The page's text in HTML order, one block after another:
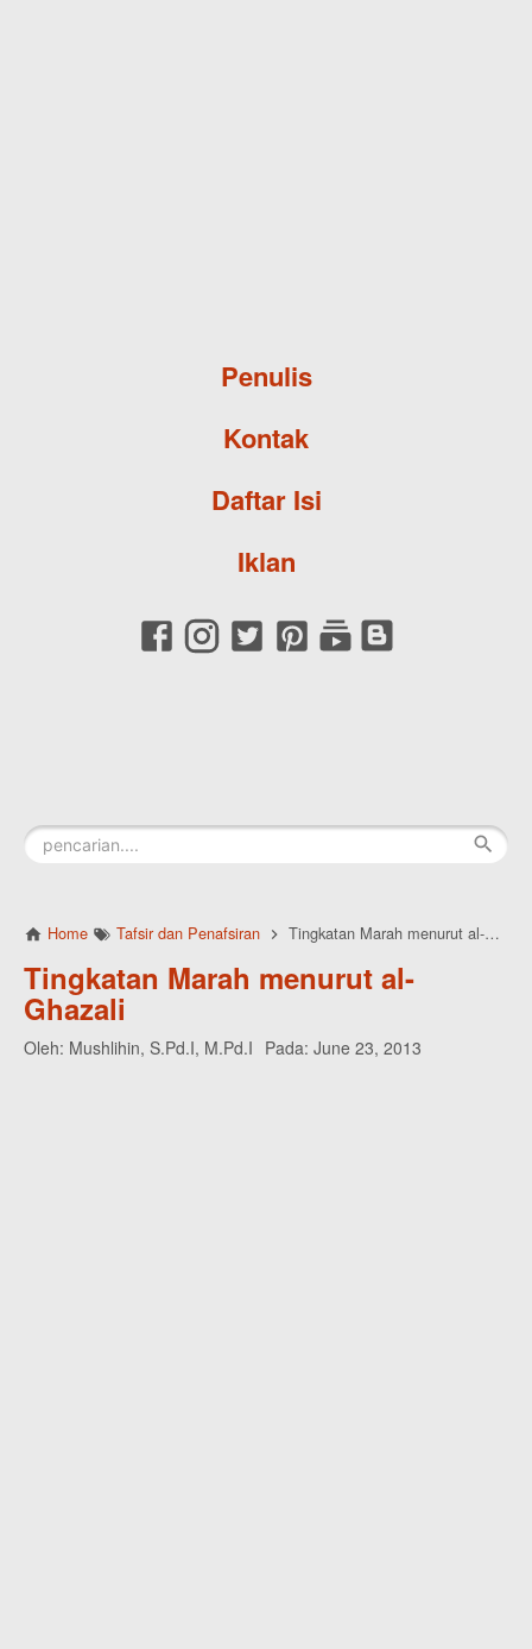
Penulis
Kontak
Daftar Isi
Iklan
Home Tafsir dan Penafsiran Tingkatan Marah menurut al-Ghazali
Tingkatan Marah menurut al-
Ghazali
Oleh: Mushlihin, S.Pd.I, M.Pd.I Pada: June 23, 2013